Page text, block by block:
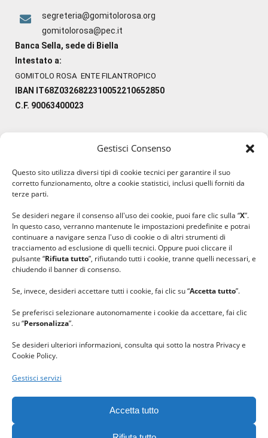
Gestisci Consenso
Questo sito utilizza diversi tipi di cookie tecnici per garantire il suo
corretto funzionamento, oltre a cookie statistici, inclusi quelli forniti da
terze parti.
Se desideri negare il consenso all'uso dei cookie, puoi fare clic sulla “X”.
In questo caso, verranno mantenute le impostazioni predefinite e potrai
continuare a navigare senza l'uso di cookie o di altri strumenti di
tracciamento ad esclusione di quelli tecnici. Oppure puoi cliccare il
pulsante “Rifiuta tutto”, rifiutando tutti i cookie, tranne quelli necessari, e
chiudendo il banner di consenso.
Se, invece, desideri accettare tutti i cookie, fai clic su “Accetta tutto”.
Se preferisci selezionare autonomamente i cookie da accettare, fai clic
su “Personalizza”.
Se desideri ulteriori informazioni, consulta qui sotto la nostra Privacy e
Cookie Policy.
Gestisci servizi
Accetta tutto
segreteria@gomitolorosa.org
gomitolorosa@pec.it
Banca Sella, sede di Biella
Intestato a:
GOMITOLO ROSA ENTE FILANTROPICO
IBAN IT68Z0326822310052210652850
C.F. 90063400023
#lanaterapia
#ilcaloredellempatia